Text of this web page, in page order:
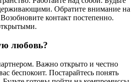
Обратите внимание на
контакт постепенно.
любовь?
Важно открыто и честно
беспокоит. Постарайтесь понять